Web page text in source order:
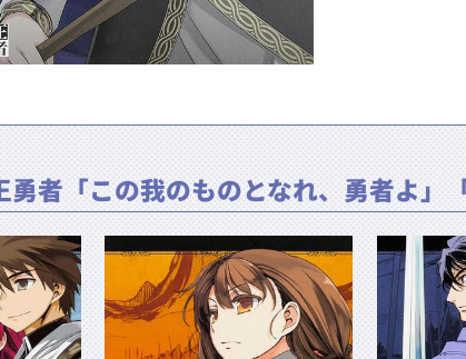
勇者「この我のものとなれ、勇者よ」